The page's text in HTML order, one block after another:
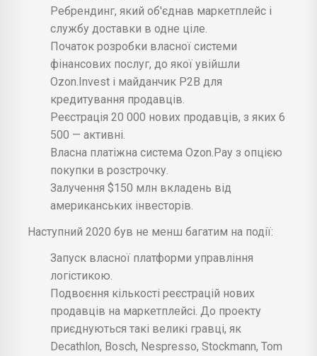
Ребрендинг, який об'єднав маркетплейс і
службу доставки в одне ціле.
Початок розробки власної системи
фінансових послуг, до якої увійшли
Ozon.Invest і майданчик Р2В для
кредитування продавців.
Реєстрація 20 000 нових продавців, з яких 6
500 — активні.
Власна платіжна система Ozon.Pay з опцією
покупки в розстрочку.
Залучення $150 млн вкладень від
американських інвесторів.
Наступний 2020 був не менш багатим на події:
Запуск власної платформи управління
логістикою.
Подвоєння кількості реєстрацій нових
продавців на маркетплейсі. До проекту
приєднуються такі великі гравці, як
Decathlon, Bosch, Nespresso, Stockmann, Tom